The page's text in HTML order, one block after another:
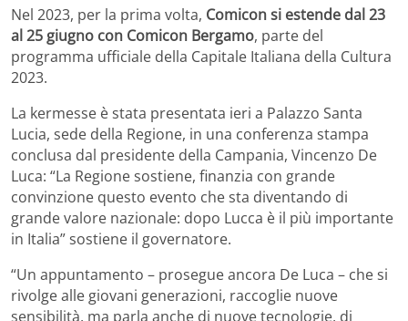
Nel 2023, per la prima volta, Comicon si estende dal 23
al 25 giugno con Comicon Bergamo, parte del
programma ufficiale della Capitale Italiana della Cultura
2023.
La kermesse è stata presentata ieri a Palazzo Santa
Lucia, sede della Regione, in una conferenza stampa
conclusa dal presidente della Campania, Vincenzo De
Luca: “La Regione sostiene, finanzia con grande
convinzione questo evento che sta diventando di
grande valore nazionale: dopo Lucca è il più importante
in Italia” sostiene il governatore.
“Un appuntamento – prosegue ancora De Luca – che si
rivolge alle giovani generazioni, raccoglie nuove
sensibilità, ma parla anche di nuove tecnologie, di